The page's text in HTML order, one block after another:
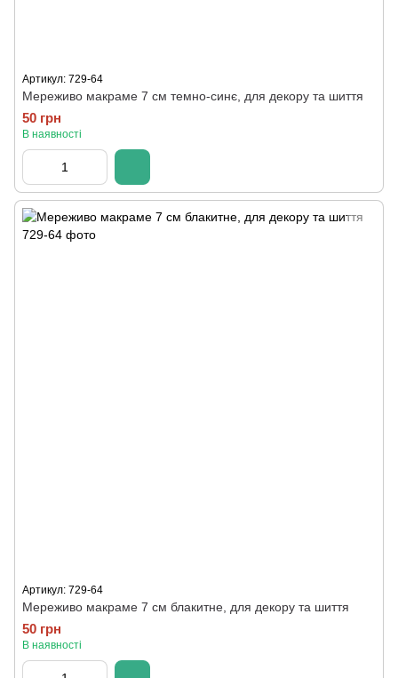
Артикул: 729-64
Мереживо макраме 7 см темно-синє, для декору та шиття
50 грн
В наявності
Артикул: 729-64
Мереживо макраме 7 см блакитне, для декору та шиття
50 грн
В наявності